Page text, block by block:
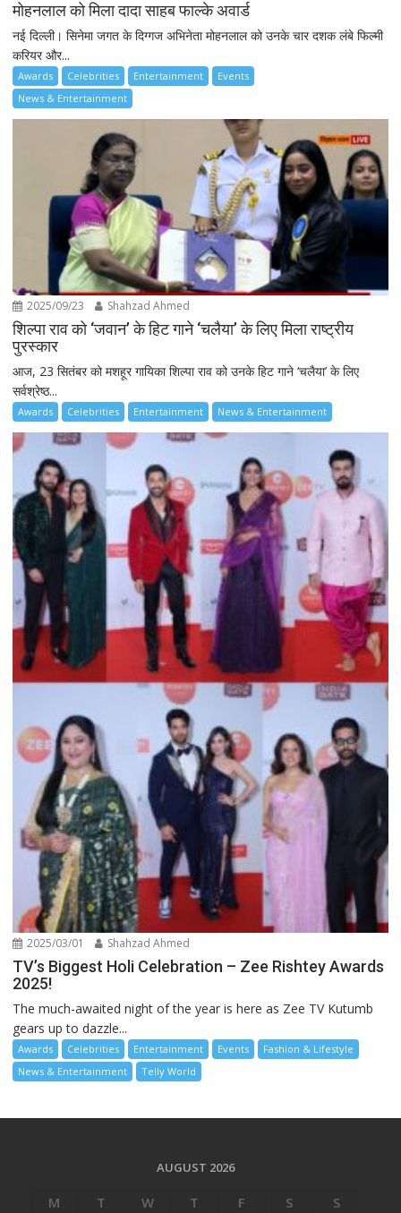
मोहनलाल को मिला दादा साहब फाल्के अवार्ड
नई दिल्ली। सिनेमा जगत के दिग्गज अभिनेता मोहनलाल को उनके चार दशक लंबे फिल्मी
करियर और...
Awards Celebrities Entertainment
Events
News & Entertainment
2025/09/23 Shahzad Ahmed
शिल्पा राव को ‘जवान’ के हिट गाने ‘चलैया’ के लिए मिला राष्ट्रीय
पुरस्कार
आज, 23 सितंबर को मशहूर गायिका शिल्पा राव को उनके हिट गाने ‘चलैया’ के लिए
सर्वश्रेष्ठ...
Awards Celebrities Entertainment News & Entertainment
2025/03/01 Shahzad Ahmed
TV’s Biggest Holi Celebration – Zee Rishtey Awards
2025!
The much-awaited night of the year is here as Zee TV Kutumb
gears up to dazzle...
Awards Celebrities Entertainment Events
Fashion & Lifestyle
News & Entertainment
Telly World
AUGUST 2026
M T W T F S
S